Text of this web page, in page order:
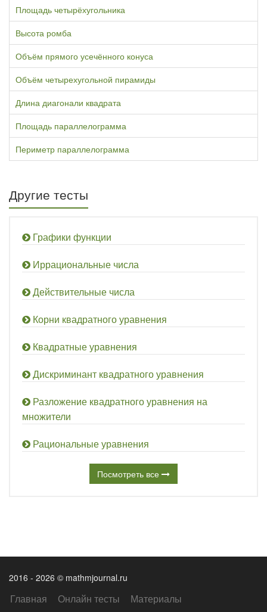
Площадь четырёхугольника
Высота ромба
Объём прямого усечённого конуса
Объём четырехугольной пирамиды
Длина диагонали квадрата
Площадь параллелограмма
Периметр параллелограмма
Другие тесты
Графики функции
Иррациональные числа
Действительные числа
Корни квадратного уравнения
Квадратные уравнения
Дискриминант квадратного уравнения
Разложение квадратного уравнения на
множители
Рациональные уравнения
Посмотреть все
2016 - 2026 © mathmjournal.ru
Главная Онлайн тесты Материалы